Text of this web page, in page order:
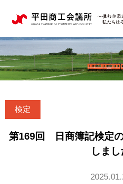
検定
第169回 日商簿記検定
しまし